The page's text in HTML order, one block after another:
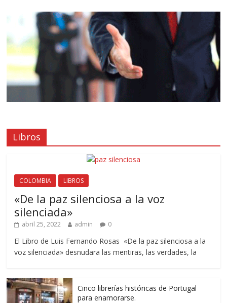
Libros
COLOMBIA LIBROS
«De la paz silenciosa a la voz
silenciada»
abril 25, 2022 admin 0
El Libro de Luis Fernando Rosas «De la paz silenciosa a la
voz silenciada» desnudara las mentiras, las verdades, la
Cinco librerías históricas de Portugal
para enamorarse.